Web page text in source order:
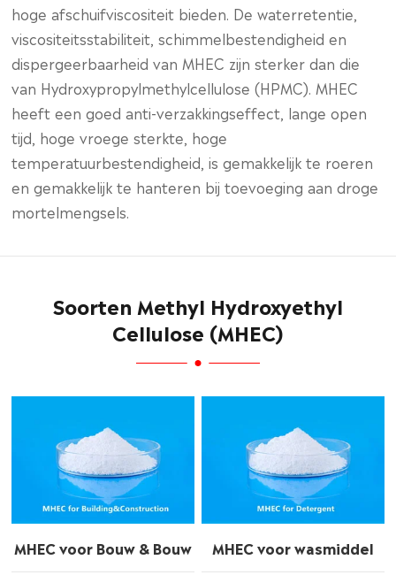
hoge afschuifviscositeit bieden. De waterretentie,
viscositeitsstabiliteit, schimmelbestendigheid en
dispergeerbaarheid van MHEC zijn sterker dan die
van Hydroxypropylmethylcellulose (HPMC). MHEC
heeft een goed anti-verzakkingseffect, lange open
tijd, hoge vroege sterkte, hoge
temperatuurbestendigheid, is gemakkelijk te roeren
en gemakkelijk te hanteren bij toevoeging aan droge
mortelmengsels.
Soorten Methyl Hydroxyethyl
Cellulose (MHEC)
MHEC voor Bouw & Bouw MHEC voor wasmiddel